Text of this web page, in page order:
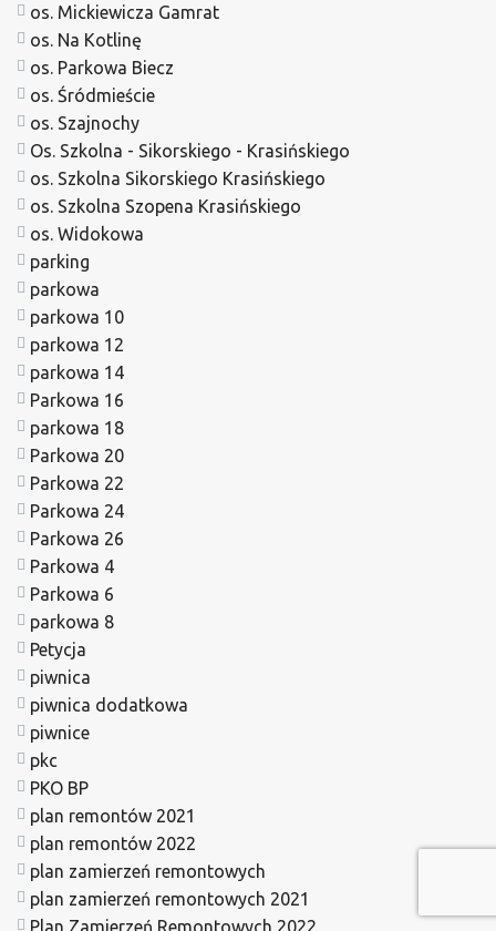
os. Mickiewicza Gamrat
os. Na Kotlinę
os. Parkowa Biecz
os. Śródmieście
os. Szajnochy
Os. Szkolna - Sikorskiego - Krasińskiego
os. Szkolna Sikorskiego Krasińskiego
os. Szkolna Szopena Krasińskiego
os. Widokowa
parking
parkowa
parkowa 10
parkowa 12
parkowa 14
Parkowa 16
parkowa 18
Parkowa 20
Parkowa 22
Parkowa 24
Parkowa 26
Parkowa 4
Parkowa 6
parkowa 8
Petycja
piwnica
piwnica dodatkowa
piwnice
pkc
PKO BP
plan remontów 2021
plan remontów 2022
plan zamierzeń remontowych
plan zamierzeń remontowych 2021
Plan Zamierzeń Remontowych 2022